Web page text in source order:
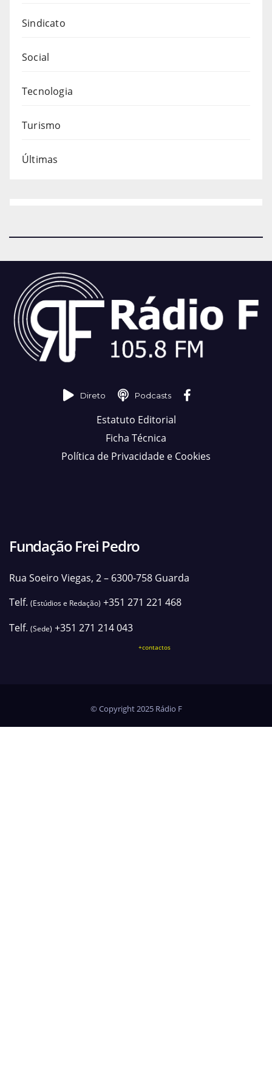
Sindicato
Social
Tecnologia
Turismo
Últimas
Direto Podcasts
Estatuto Editorial
Ficha Técnica
Política de Privacidade e Cookies
Fundação Frei Pedro
Rua Soeiro Viegas, 2 – 6300-758 Guarda
Telf. (Estúdios e Redação) +351 271 221 468
Telf. (Sede) +351 271 214 043
+contactos
© Copyright 2025 Rádio F